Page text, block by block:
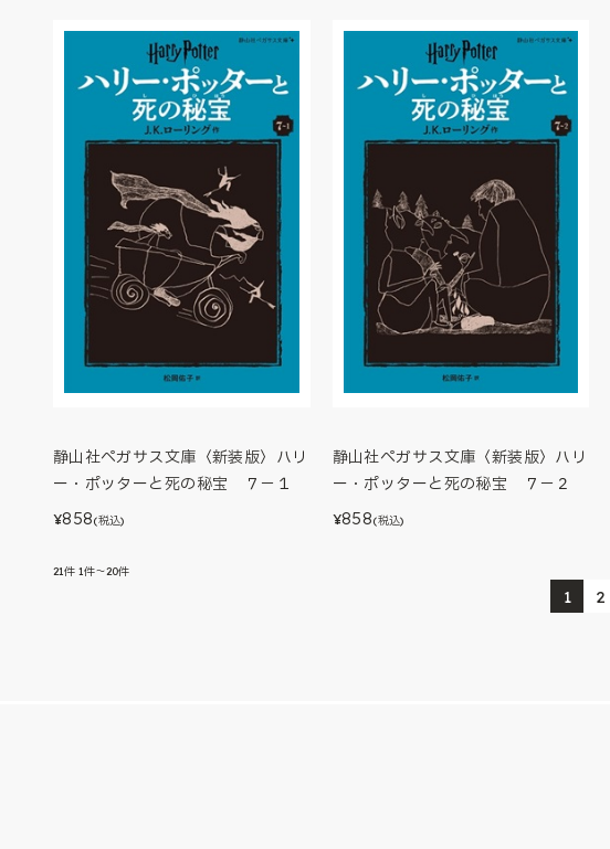
静山社ペガサス文庫〈新装版〉ハリ
ー・ポッターと死の秘宝 ７－１
¥858(税込)
静山社ペガサス文庫〈新装版〉ハリ
ー・ポッターと死の秘宝 ７－２
¥858(税込)
21件 1件～20件
1 2